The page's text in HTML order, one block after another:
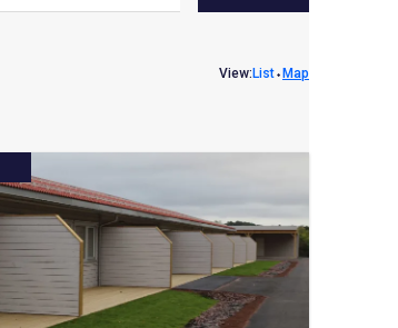
View: List⬩ Map